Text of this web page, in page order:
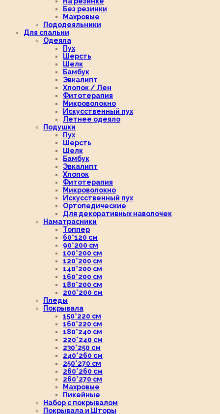
Без резинки
Махровые
Пододеяльники
Для спальни
Одеяла
Пух
Шерсть
Шелк
Бамбук
Эвкалипт
Хлопок / Лен
Фитотерапия
Микроволокно
Искусственный пух
Летнее одеяло
Подушки
Пух
Шерсть
Шелк
Бамбук
Эвкалипт
Хлопок
Фитотерапия
Микроволокно
Искусственный пух
Ортопедические
Для декоративных наволочек
Наматрасники
Топпер
60*120 см
90*200 см
100*200 см
120*200 см
140*200 см
160*200 см
180*200 см
200*200 см
Пледы
Покрывала
150*220 см
160*220 см
180*240 см
220*240 см
230*250 см
240*260 см
250*270 см
260*260 см
260*270 см
Махровые
Пикейные
Набор с покрывалом
Покрывала и Шторы